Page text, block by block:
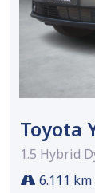
Toyota
1.5 Hybrid
6.111 km